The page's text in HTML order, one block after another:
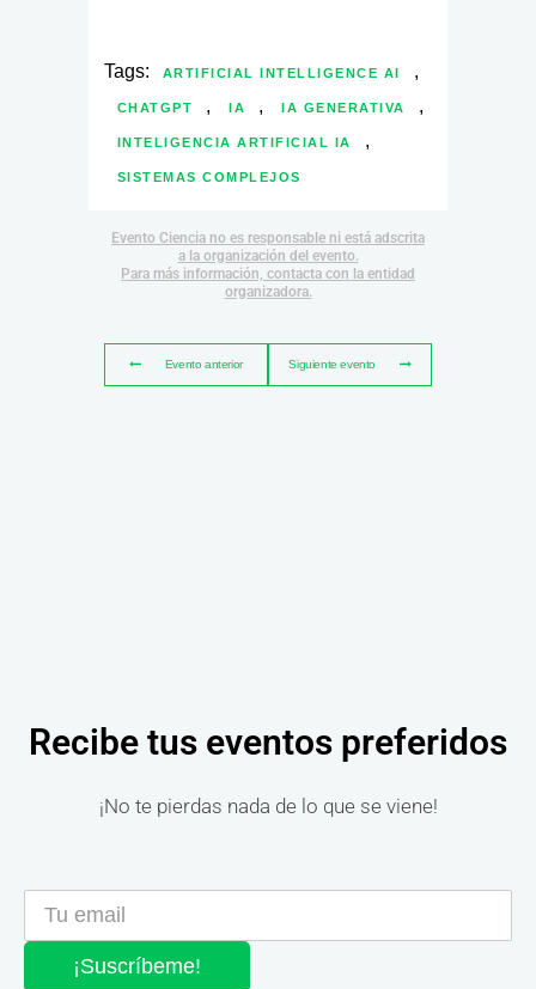
Tags: ARTIFICIAL INTELLIGENCE AI ,
CHATGPT , IA , IA GENERATIVA ,
INTELIGENCIA ARTIFICIAL IA ,
SISTEMAS COMPLEJOS
Evento Ciencia no es responsable ni está adscrita
a la organización del evento.
Para más información, contacta con la entidad
organizadora.
Evento anterior Siguiente evento
Recibe tus eventos preferidos
¡No te pierdas nada de lo que se viene!
¡Suscríbeme!